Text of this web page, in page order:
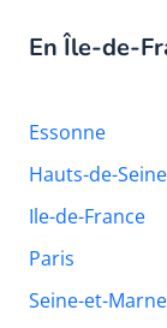
En Île-de-
Essonne
Hauts-de-Seine
Ile-de-France
Paris
Seine-et-Marne